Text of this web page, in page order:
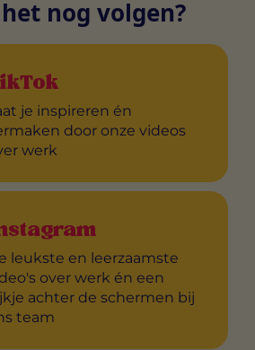
nog volgen?
je inspireren én
door onze videos
werk
leukste en leerzaamste
over werk én een
achter de schermen bij
team